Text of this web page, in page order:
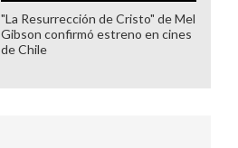
"La Resurrección de Cristo" de Mel
Gibson confirmó estreno en cines
de Chile